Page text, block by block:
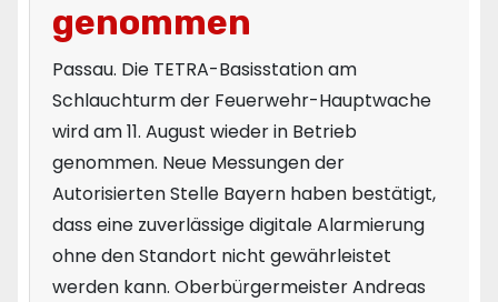
genommen
Passau. Die TETRA-Basisstation am
Schlauchturm der Feuerwehr-Hauptwache
wird am 11. August wieder in Betrieb
genommen. Neue Messungen der
Autorisierten Stelle Bayern haben bestätigt,
dass eine zuverlässige digitale Alarmierung
ohne den Standort nicht gewährleistet
werden kann. Oberbürgermeister Andreas